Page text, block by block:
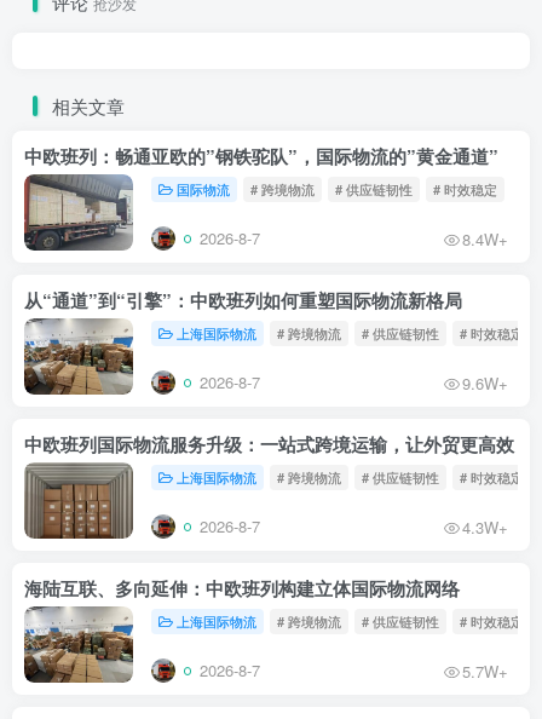
相关文章
中欧班列：畅通亚欧的”钢铁驼队”，国际物流的”黄金通道”
国际物流 # 跨境物流 # 供应链韧性 # 时效稳定
2026-8-7 8.4W+
从“通道”到“引擎”：中欧班列如何重塑国际物流新格局
上海国际物流 # 跨境物流 # 供应链韧性 # 时效稳定
2026-8-7 9.6W+
中欧班列国际物流服务升级：一站式跨境运输，让外贸更高效
上海国际物流 # 跨境物流 # 供应链韧性 # 时效稳定
2026-8-7 4.3W+
海陆互联、多向延伸：中欧班列构建立体国际物流网络
上海国际物流 # 跨境物流 # 供应链韧性 # 时效稳定
2026-8-7 5.7W+